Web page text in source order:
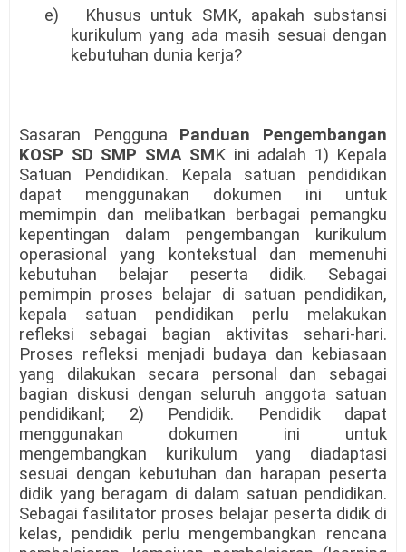
e)
Khusus untuk SMK, apakah substansi
kurikulum yang ada masih sesuai dengan
kebutuhan dunia kerja?
Sasaran Pengguna Panduan Pengembangan
KOSP SD SMP SMA SMK ini adalah 1) Kepala
Satuan Pendidikan. Kepala satuan pendidikan
dapat menggunakan dokumen ini untuk
memimpin dan melibatkan berbagai pemangku
kepentingan dalam pengembangan kurikulum
operasional yang kontekstual dan memenuhi
kebutuhan belajar peserta didik. Sebagai
pemimpin proses belajar di satuan pendidikan,
kepala satuan pendidikan perlu melakukan
refleksi sebagai bagian aktivitas sehari-hari.
Proses refleksi menjadi budaya dan kebiasaan
yang dilakukan secara personal dan sebagai
bagian diskusi dengan seluruh anggota satuan
pendidikanl; 2) Pendidik. Pendidik dapat
menggunakan dokumen ini untuk
mengembangkan kurikulum yang diadaptasi
sesuai dengan kebutuhan dan harapan peserta
didik yang beragam di dalam satuan pendidikan.
Sebagai fasilitator proses belajar peserta didik di
kelas, pendidik perlu mengembangkan rencana